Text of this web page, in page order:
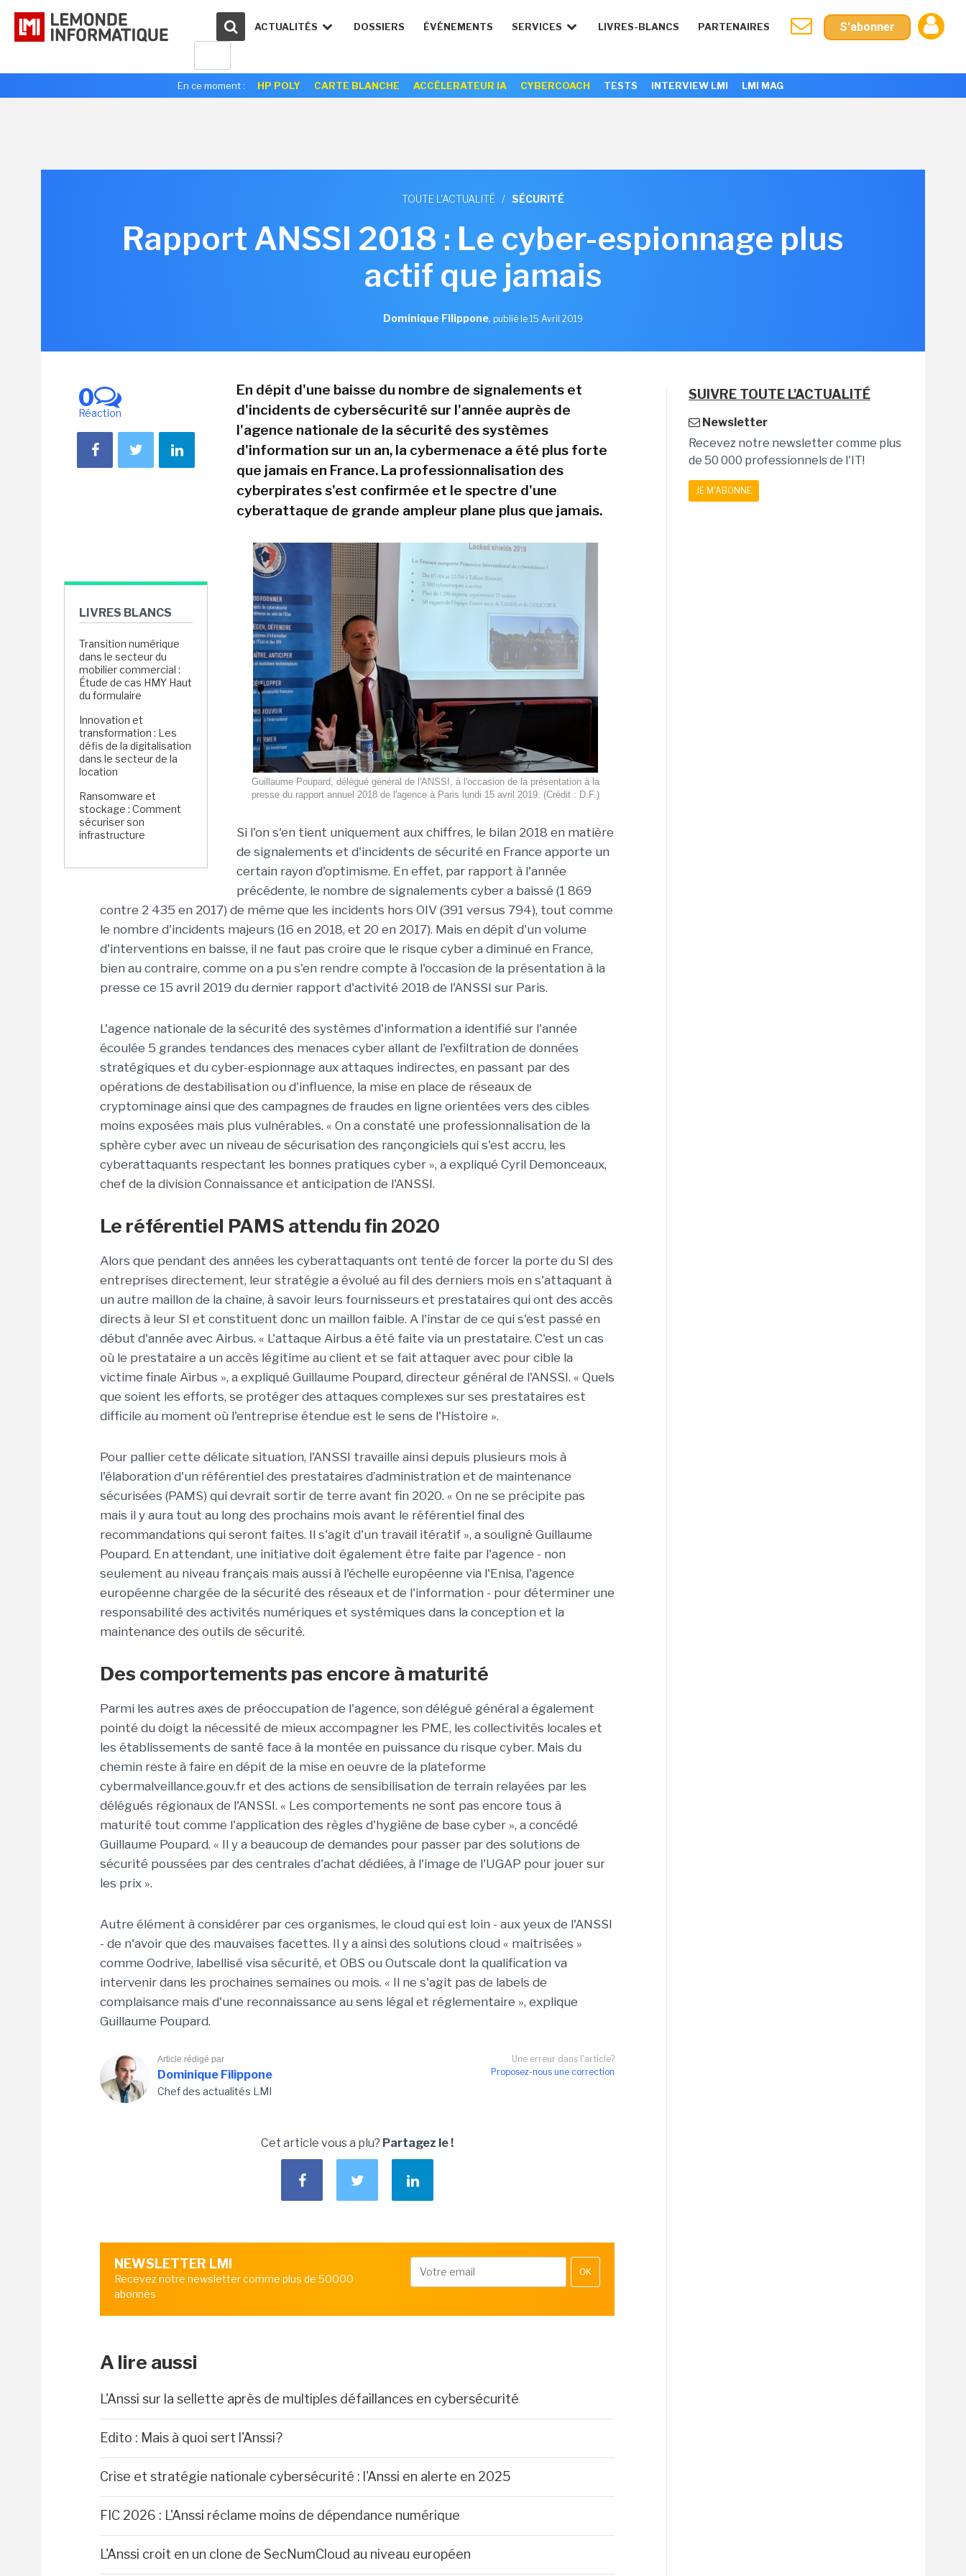
ACTUALITÉS DOSSIERS ÉVÉNEMENTS SERVICES LIVRES-BLANCS PARTENAIRES S'abonner
En ce moment : HP POLY CARTE BLANCHE ACCÉLERATEUR IA CYBERCOACH TESTS INTERVIEW LMI LMI MAG
TOUTE L'ACTUALITÉ / SÉCURITÉ
Rapport ANSSI 2018 : Le cyber-espionnage plus
actif que jamais
Dominique Filippone, publié le 15 Avril 2019
0
Réaction
LIVRES BLANCS
Transition numérique
dans le secteur du
mobilier commercial :
Étude de cas HMY Haut
du formulaire
Innovation et
transformation : Les
défis de la digitalisation
dans le secteur de la
location
Ransomware et
stockage : Comment
sécuriser son
infrastructure
En dépit d'une baisse du nombre de signalements et
d'incidents de cybersécurité sur l'année auprès de
l'agence nationale de la sécurité des systèmes
d'information sur un an, la cybermenace a été plus forte
que jamais en France. La professionnalisation des
cyberpirates s'est confirmée et le spectre d'une
cyberattaque de grande ampleur plane plus que jamais.
Guillaume Poupard, délégué général de l'ANSSI, à l'occasion de la présentation à la
presse du rapport annuel 2018 de l'agence à Paris lundi 15 avril 2019. (Crédit : D.F.)
Si l'on s'en tient uniquement aux chiffres, le bilan 2018 en matière
de signalements et d'incidents de sécurité en France apporte un
certain rayon d'optimisme. En effet, par rapport à l'année
précédente, le nombre de signalements cyber a baissé (1 869
contre 2 435 en 2017) de même que les incidents hors OIV (391 versus 794), tout comme
le nombre d'incidents majeurs (16 en 2018, et 20 en 2017). Mais en dépit d'un volume
d'interventions en baisse, il ne faut pas croire que le risque cyber a diminué en France,
bien au contraire, comme on a pu s'en rendre compte à l'occasion de la présentation à la
presse ce 15 avril 2019 du dernier rapport d'activité 2018 de l'ANSSI sur Paris.
L'agence nationale de la sécurité des systèmes d'information a identifié sur l'année
écoulée 5 grandes tendances des menaces cyber allant de l'exfiltration de données
stratégiques et du cyber-espionnage aux attaques indirectes, en passant par des
opérations de destabilisation ou d'influence, la mise en place de réseaux de
cryptominage ainsi que des campagnes de fraudes en ligne orientées vers des cibles
moins exposées mais plus vulnérables. « On a constaté une professionnalisation de la
sphère cyber avec un niveau de sécurisation des rançongiciels qui s'est accru, les
cyberattaquants respectant les bonnes pratiques cyber », a expliqué Cyril Demonceaux,
chef de la division Connaissance et anticipation de l'ANSSI.
Le référentiel PAMS attendu fin 2020
Alors que pendant des années les cyberattaquants ont tenté de forcer la porte du SI des
entreprises directement, leur stratégie a évolué au fil des derniers mois en s'attaquant à
un autre maillon de la chaîne, à savoir leurs fournisseurs et prestataires qui ont des accès
directs à leur SI et constituent donc un maillon faible. A l'instar de ce qui s'est passé en
début d'année avec Airbus. « L'attaque Airbus a été faite via un prestataire. C'est un cas
où le prestataire a un accès légitime au client et se fait attaquer avec pour cible la
victime finale Airbus », a expliqué Guillaume Poupard, directeur général de l'ANSSI. « Quels
que soient les efforts, se protéger des attaques complexes sur ses prestataires est
difficile au moment où l'entreprise étendue est le sens de l'Histoire ».
Pour pallier cette délicate situation, l'ANSSI travaille ainsi depuis plusieurs mois à
l'élaboration d'un référentiel des prestataires d’administration et de maintenance
sécurisées (PAMS) qui devrait sortir de terre avant fin 2020. « On ne se précipite pas
mais il y aura tout au long des prochains mois avant le référentiel final des
recommandations qui seront faites. Il s'agit d'un travail itératif », a souligné Guillaume
Poupard. En attendant, une initiative doit également être faite par l'agence - non
seulement au niveau français mais aussi à l'échelle européenne via l'Enisa, l'agence
européenne chargée de la sécurité des réseaux et de l'information - pour déterminer une
responsabilité des activités numériques et systémiques dans la conception et la
maintenance des outils de sécurité.
Des comportements pas encore à maturité
Parmi les autres axes de préoccupation de l'agence, son délégué général a également
pointé du doigt la nécessité de mieux accompagner les PME, les collectivités locales et
les établissements de santé face à la montée en puissance du risque cyber. Mais du
chemin reste à faire en dépit de la mise en oeuvre de la plateforme
cybermalveillance.gouv.fr et des actions de sensibilisation de terrain relayées par les
délégués régionaux de l'ANSSI. « Les comportements ne sont pas encore tous à
maturité tout comme l'application des règles d'hygiène de base cyber », a concédé
Guillaume Poupard. « Il y a beaucoup de demandes pour passer par des solutions de
sécurité poussées par des centrales d'achat dédiées, à l'image de l'UGAP pour jouer sur
les prix ».
Autre élément à considérer par ces organismes, le cloud qui est loin - aux yeux de l'ANSSI
- de n'avoir que des mauvaises facettes. Il y a ainsi des solutions cloud « maitrisées »
comme Oodrive, labellisé visa sécurité, et OBS ou Outscale dont la qualification va
intervenir dans les prochaines semaines ou mois. « Il ne s'agit pas de labels de
complaisance mais d'une reconnaissance au sens légal et réglementaire », explique
Guillaume Poupard.
Une erreur dans l'article?
Proposez-nous une correction
Article rédigé par
Dominique Filippone
Chef des actualités LMI
Cet article vous a plu? Partagez le !
NEWSLETTER LMI
Recevez notre newsletter comme plus de 50000
abonnés
OK
A lire aussi
L'Anssi sur la sellette après de multiples défaillances en cybersécurité
Edito : Mais à quoi sert l'Anssi?
Crise et stratégie nationale cybersécurité : l'Anssi en alerte en 2025
FIC 2026 : L'Anssi réclame moins de dépendance numérique
L'Anssi croit en un clone de SecNumCloud au niveau européen
SUIVRE TOUTE L'ACTUALITÉ
Newsletter
Recevez notre newsletter comme plus
de 50 000 professionnels de l'IT!
JE M'ABONNE